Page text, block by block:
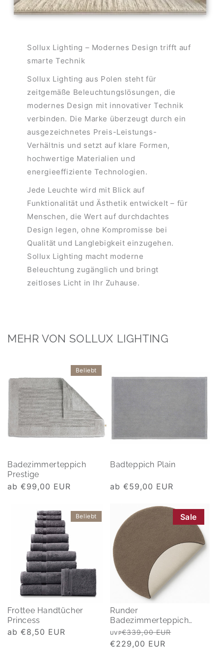
Sollux Lighting – Modernes Design trifft auf
smarte Technik
Sollux Lighting aus Polen steht für
zeitgemäße Beleuchtungslösungen, die
modernes Design mit innovativer Technik
verbinden. Die Marke überzeugt durch ein
ausgezeichnetes Preis-Leistungs-
Verhältnis und setzt auf klare Formen,
hochwertige Materialien und
energieeffiziente Technologien.
Jede Leuchte wird mit Blick auf
Funktionalität und Ästhetik entwickelt – für
Menschen, die Wert auf durchdachtes
Design legen, ohne Kompromisse bei
Qualität und Langlebigkeit einzugehen.
Sollux Lighting macht moderne
Beleuchtung zugänglich und bringt
zeitloses Licht in Ihr Zuhause.
MEHR VON SOLLUX LIGHTING
Badezimmerteppich
Prestige
Normaler
ab €99,00 EUR
Beliebt
Badteppich Plain
Normaler
ab €59,00 EUR
Frottee Handtücher
Princess
Normaler
ab €8,50 EUR
Beliebt
Runder
Badezimmerteppich
Aspect - Ø:100cm
Normaler
Preis
UVP€339,00 EUR
€229,00 EUR
Sale